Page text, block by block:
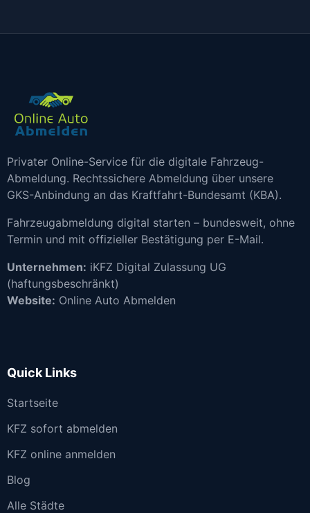
Privater Online-Service für die digitale Fahrzeug-
Abmeldung. Rechtssichere Abmeldung über unsere
GKS-Anbindung an das Kraftfahrt-Bundesamt (KBA).
Fahrzeugabmeldung digital starten – bundesweit, ohne
Termin und mit offizieller Bestätigung per E-Mail.
Unternehmen: iKFZ Digital Zulassung UG
(haftungsbeschränkt)
Website: Online Auto Abmelden
Quick Links
Startseite
KFZ sofort abmelden
KFZ online anmelden
Blog
Alle Städte